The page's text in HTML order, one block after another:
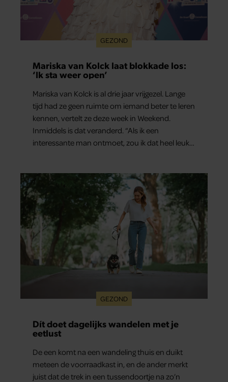
GEZOND
Mariska van Kolck laat blokkade los:
‘Ik sta weer open’
Mariska van Kolck is al drie jaar vrijgezel. Lange
tijd had ze geen ruimte om iemand beter te leren
kennen, vertelt ze deze week in Weekend.
Inmiddels is dat veranderd. “Als ik een
interessante man ontmoet, zou ik dat heel leuk
GEZOND
Dít doet dagelijks wandelen met je
eetlust
De een komt na een wandeling thuis en duikt
meteen de voorraadkast in, en de ander merkt
juist dat de trek in een tussendoortje na zo’n